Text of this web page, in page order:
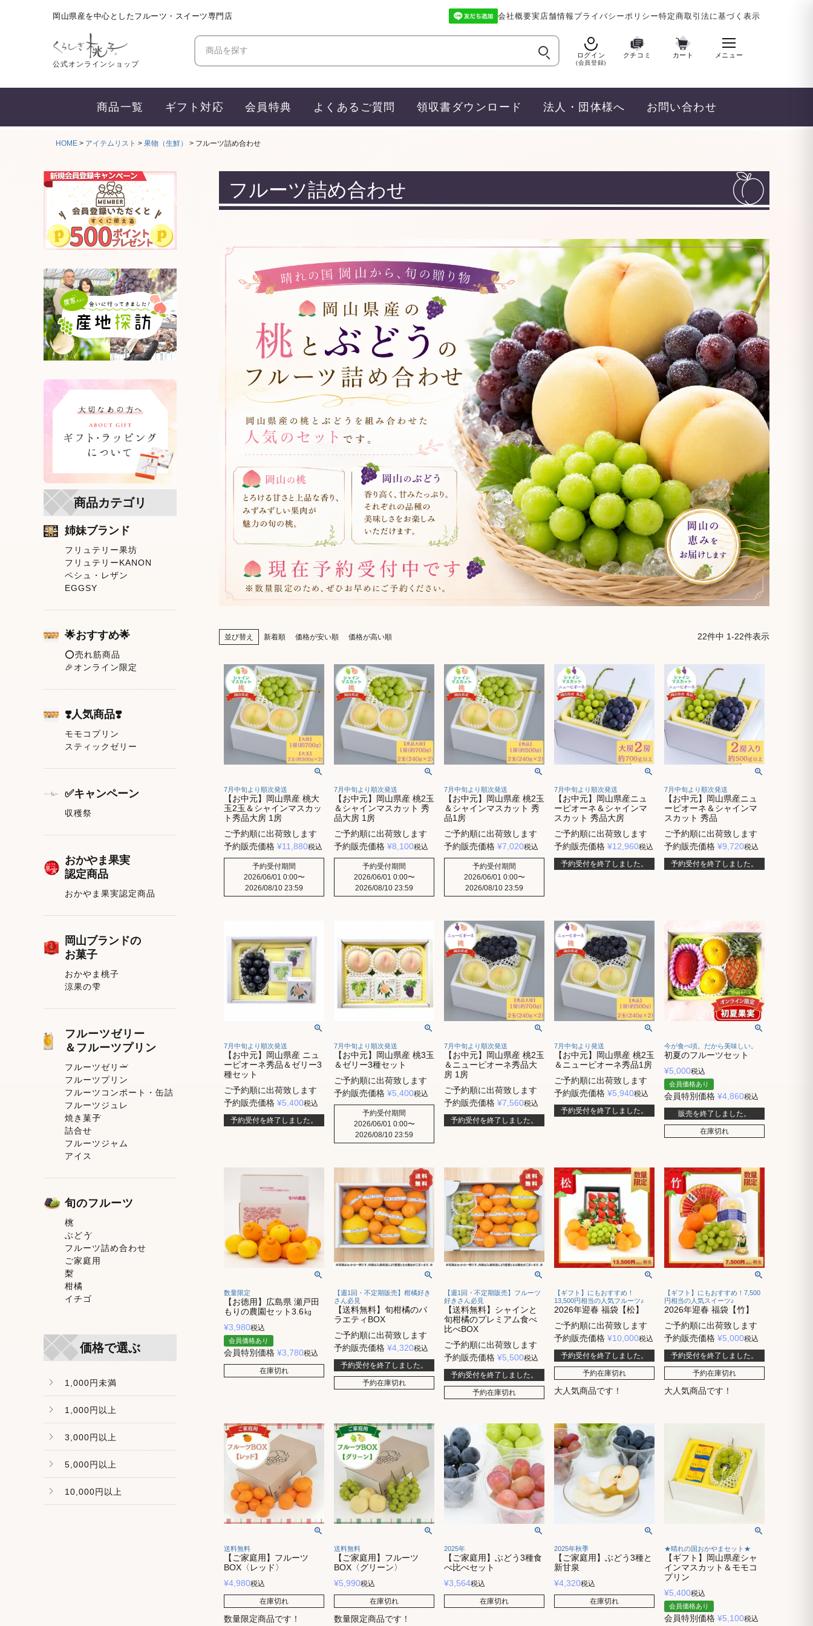
岡山県産を中心としたフルーツ・スイーツ専門店 会社概要実店舗情報 プライバシーポリシー特定商取引法に基づく表示
公式オンラインショップ
商品を探す ログイン
(会員登録)
クチコミ カート メニュー
商品一覧 ギフト対応 会員特典 よくあるご質問 領収書ダウンロード 法人・団体様へ お問い合わせ
HOME アイテムリスト 果物（生鮮） フルーツ詰め合わせ
商品カテゴリ
姉妹ブランド
フリュテリー果坊
フリュテリーKANON
ペシュ・レザン
EGGSY
🌟おすすめ🌟
⭕売れ筋商品
🎉オンライン限定
❣️人気商品❣️
モモコプリン
スティックゼリー
✅キャンペーン
収穫祭
おかやま果実
認定商品
おかやま果実認定商品
岡山ブランドの
お菓子
おかやま桃子
涼果の雫
フルーツゼリー
＆フルーツプリン
フルーツゼリー
フルーツゼリー一覧
果肉入りタイプ
ピューレタイプ
スティックゼリータイプ
トマトゼリー
フルーツプリン
フルーツコンポート・缶詰
フルーツジュレ
焼き菓子
焼き菓子一覧
洋菓子
和菓子
詰合せ
フルーツジャム
アイス
旬のフルーツ
桃
桃一覧
白鳳
清水白桃
白麗
白皇
冬美白
ぶどう
ぶどう一覧
シャインマスカット
フルーツ詰め合わせ
ご家庭用
梨
梨一覧
柑橘
イチゴ
価格で選ぶ
1,000円未満
1,000円以上
3,000円以上
5,000円以上
10,000円以上
フルーツ詰め合わせ
並び替え 新着順 価格が安い順 価格が高い順 22件中 1-22件表示
7月中旬より順次発送
【お中元】岡山県産 桃大
玉2玉＆シャインマスカッ
ト秀品大房 1房
ご予約順に出荷致します
予約販売価格 ¥11,880税込
予約受付期間
2026/06/01 0:00〜
2026/08/10 23:59
7月中旬より順次発送
【お中元】岡山県産 桃2玉
＆シャインマスカット 秀
品大房 1房
ご予約順に出荷致します
予約販売価格 ¥8,100税込
予約受付期間
2026/06/01 0:00〜
2026/08/10 23:59
7月中旬より順次発送
【お中元】岡山県産 桃2玉
＆シャインマスカット 秀
品1房
ご予約順に出荷致します
予約販売価格 ¥7,020税込
予約受付期間
2026/06/01 0:00〜
2026/08/10 23:59
7月中旬より順次発送
【お中元】岡山県産ニュ
ーピオーネ＆シャインマ
スカット 秀品大房
ご予約順に出荷致します
予約販売価格 ¥12,960税込
予約受付を終了しました。
7月中旬より順次発送
【お中元】岡山県産ニュ
ーピオーネ＆シャインマ
スカット 秀品
ご予約順に出荷致します
予約販売価格 ¥9,720税込
予約受付を終了しました。
7月中旬より順次発送
【お中元】岡山県産 ニュ
ーピオーネ秀品＆ゼリー3
種セット
ご予約順に出荷致します
予約販売価格 ¥5,400税込
予約受付を終了しました。
7月中旬より順次発送
【お中元】岡山県産 桃3玉
＆ゼリー3種セット
ご予約順に出荷致します
予約販売価格 ¥5,400税込
予約受付期間
2026/06/01 0:00〜
2026/08/10 23:59
7月中旬より順次発送
【お中元】岡山県産 桃2玉
＆ニューピオーネ秀品大
房 1房
ご予約順に出荷致します
予約販売価格 ¥7,560税込
予約受付を終了しました。
7月中旬より発送
【お中元】岡山県産 桃2玉
＆ニューピオーネ秀品1房
ご予約順に出荷致します
予約販売価格 ¥5,940税込
予約受付を終了しました。
今が食べ頃。だから美味しい。
初夏のフルーツセット
¥5,000税込
会員価格あり
会員特別価格 ¥4,860税込
販売を終了しました。
在庫切れ
数量限定
【お徳用】広島県 瀬戸田
もりの農園セット3.6㎏
¥3,980税込
会員価格あり
会員特別価格 ¥3,780税込
在庫切れ
【週1回・不定期販売】柑橘好き
さん必見
【送料無料】旬柑橘のバ
ラエティBOX
ご予約順に出荷致します
予約販売価格 ¥4,320税込
予約受付を終了しました。
予約在庫切れ
【週1回・不定期販売】フルーツ
好きさん必見
【送料無料】シャインと
旬柑橘のプレミアム食べ
比べBOX
ご予約順に出荷致します
予約販売価格 ¥5,500税込
予約受付を終了しました。
予約在庫切れ
【ギフト】にもおすすめ！
13,500円相当の人気フルーツ♪
2026年迎春 福袋【松】
ご予約順に出荷致します
予約販売価格 ¥10,000税込
予約受付を終了しました。
予約在庫切れ
大人気商品です！
【ギフト】にもおすすめ！7,500
円相当の人気スイーツ♪
2026年迎春 福袋【竹】
ご予約順に出荷致します
予約販売価格 ¥5,000税込
予約受付を終了しました。
予約在庫切れ
大人気商品です！
送料無料
【ご家庭用】フルーツ
BOX〈レッド〉
¥4,980税込
在庫切れ
数量限定商品です！
送料無料
【ご家庭用】フルーツ
BOX〈グリーン〉
¥5,990税込
在庫切れ
数量限定商品です！
2025年
【ご家庭用】ぶどう3種食
べ比べセット
¥3,564税込
在庫切れ
2025年秋季
【ご家庭用】ぶどう3種と
新甘泉
¥4,320税込
在庫切れ
★晴れの国おかやまセット★
【ギフト】岡山県産シャ
インマスカット＆モモコ
プリン
¥5,400税込
会員価格あり
会員特別価格 ¥5,100税込